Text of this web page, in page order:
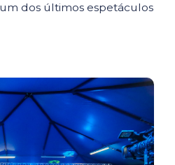
dos últimos espetáculos